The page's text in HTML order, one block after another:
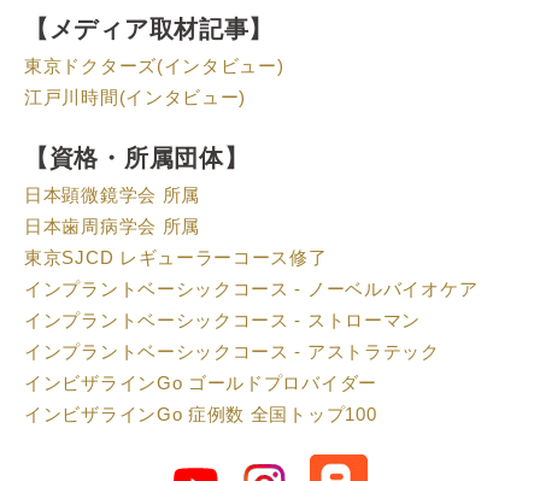
【メディア取材記事】
東京ドクターズ(インタビュー)
江戸川時間(インタビュー)
【資格・所属団体】
日本顕微鏡学会 所属
日本歯周病学会 所属
東京SJCD レギューラーコース修了
インプラントベーシックコース - ノーベルバイオケア
インプラントベーシックコース - ストローマン
インプラントベーシックコース - アストラテック
インビザラインGo ゴールドプロバイダー
インビザラインGo 症例数 全国トップ100